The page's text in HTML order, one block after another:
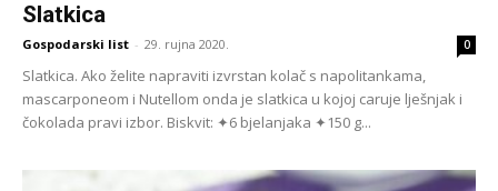
Slatkica
Gospodarski list - 29. rujna 2020. 0
Slatkica. Ako želite napraviti izvrstan kolač s napolitankama,
mascarponeom i Nutellom onda je slatkica u kojoj caruje lješnjak i
čokolada pravi izbor. Biskvit: ✦6 bjelanjaka ✦150 g...